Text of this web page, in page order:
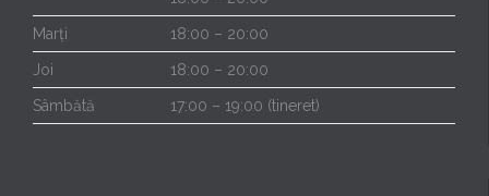
Marți 18:00 – 20:00
Joi 18:00 – 20:00
Sâmbătă 17:00 – 19:00 (tineret)